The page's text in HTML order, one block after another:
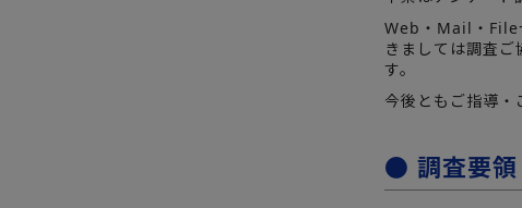
Web・Mail・File
きましては調査
す。
今後ともご指導・
● 調査要領